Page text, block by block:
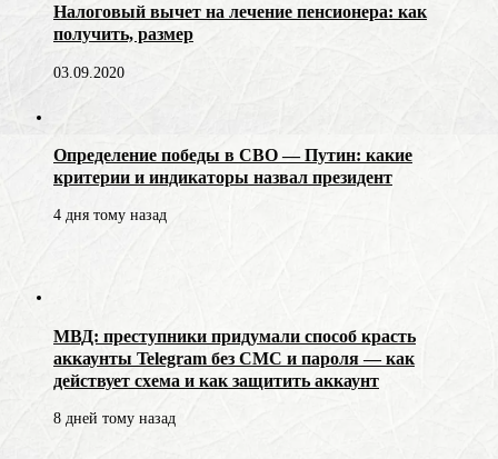
Налоговый вычет на лечение пенсионера: как
получить, размер
03.09.2020
Определение победы в СВО — Путин: какие
критерии и индикаторы назвал президент
4 дня тому назад
МВД: преступники придумали способ красть
аккаунты Telegram без СМС и пароля — как
действует схема и как защитить аккаунт
8 дней тому назад